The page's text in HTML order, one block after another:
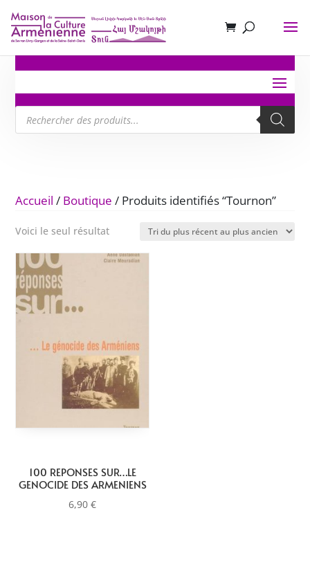
Recherche
de
produits
Accueil / Boutique / Produits identifiés “Tournon”
Voici le seul résultat
100 REPONSES SUR…LE
GENOCIDE DES ARMENIENS
6,90€